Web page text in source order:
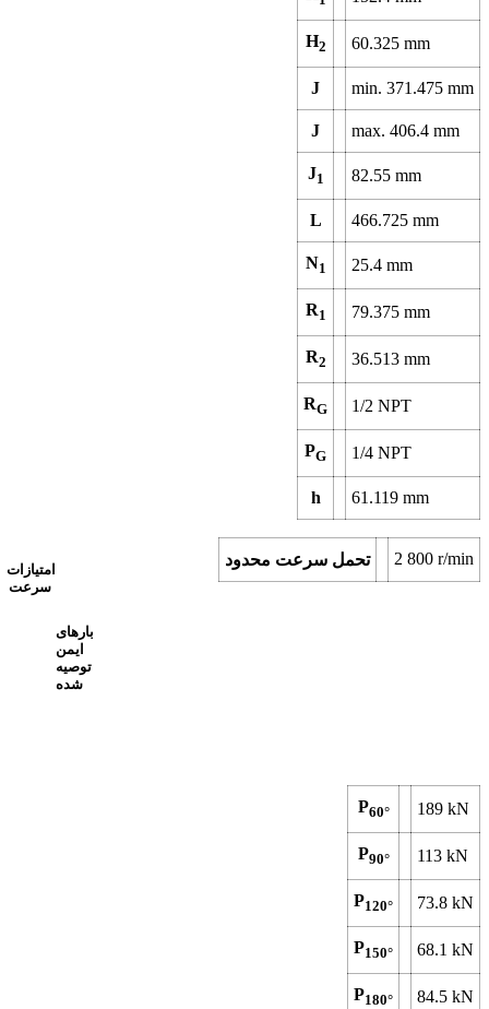
H2 60.325 mm
J min. 371.475 mm
J max. 406.4 mm
J1 82.55 mm
L 466.725 mm
N1 25.4 mm
R1 79.375 mm
R2 36.513 mm
RG 1/2 NPT
PG 1/4 NPT
h 61.119 mm
امتیازات
سرعت
تحمل سرعت محدود 2 800 r/min
بارهای
ایمن
توصیه
شده
P60° 189 kN
P90° 113 kN
P120° 73.8 kN
P150° 68.1 kN
P180° 84.5 kN